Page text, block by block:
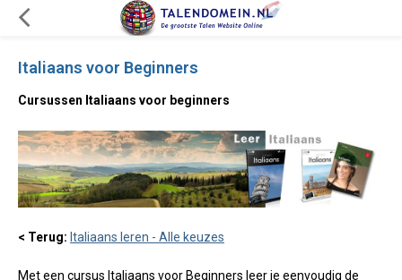
Italiaans voor Beginners
Cursussen Italiaans voor beginners
< Terug: Italiaans leren - Alle keuzes
Met een cursus Italiaans voor Beginners leer je eenvoudig de